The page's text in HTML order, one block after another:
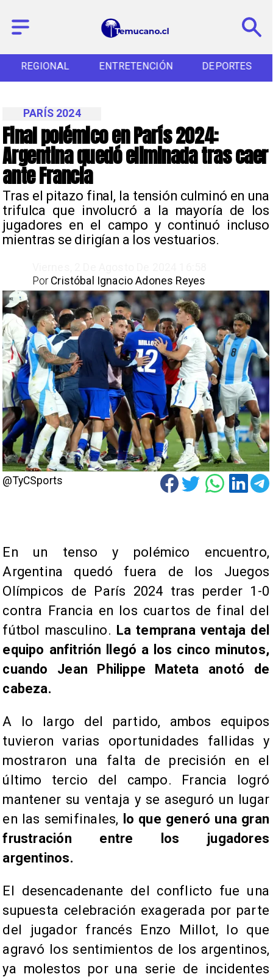
REGIONAL ENTRETENCIÓN DEPORTES
Final polémico en París 2024:
Argentina quedó eliminada tras caer
ante Francia
​Tras el pitazo final, la tensión culminó en una
trifulca que involucró a la mayoría de los
jugadores en el campo y continuó incluso
mientras se dirigían a los vestuarios.
PARÍS 2024
Cristóbal Ignacio Adones Reyes
Por
@TyCSports
​En un tenso y polémico encuentro,
Argentina quedó fuera de los Juegos
Olímpicos de París 2024 tras perder 1-0
contra Francia en los cuartos de final del
fútbol masculino. La temprana ventaja del
equipo anfitrión llegó a los cinco minutos,
cuando Jean Philippe Mateta anotó de
cabeza.
A lo largo del partido, ambos equipos
tuvieron varias oportunidades fallidas y
mostraron una falta de precisión en el
último tercio del campo. Francia logró
mantener su ventaja y se aseguró un lugar
en las semifinales, lo que generó una gran
frustración entre los jugadores
argentinos.
El desencadenante del conflicto fue una
supuesta celebración exagerada por parte
del jugador francés Enzo Millot, lo que
agravó los sentimientos de los argentinos,
ya molestos por una serie de incidentes